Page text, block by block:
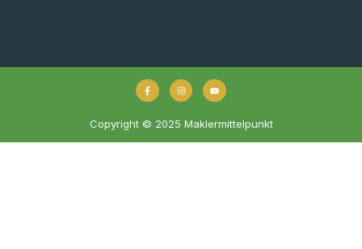
Copyright © 2025 Maklermittelpunkt